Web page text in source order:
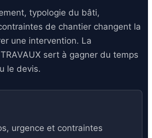
typologie du bâti,
de chantier changent la
une intervention. La
sert à gagner du temps
le devis.
urgence et contraintes